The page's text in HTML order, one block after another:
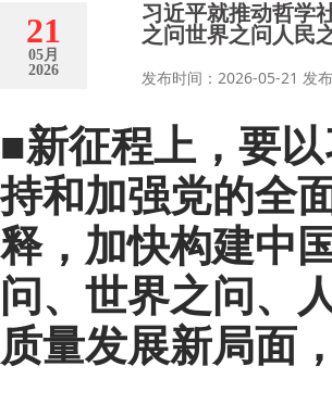
21
05月
2026
习近平就推动哲学
之问世界之问人民
发布时间：2026-05-21 发
■新征程上，要
持和加强党的全
释，加快构建中
问、世界之问、
质量发展新局面